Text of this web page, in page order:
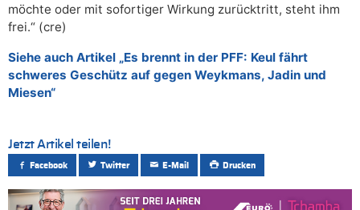
möchte oder mit sofortiger Wirkung zurücktritt, steht ihm
frei.“ (cre)
Siehe auch Artikel „Es brennt in der PFF: Keul fährt
schweres Geschütz auf gegen Weykmans, Jadin und
Miesen“
Jetzt Artikel teilen!
Facebook Twitter E-Mail Drucken